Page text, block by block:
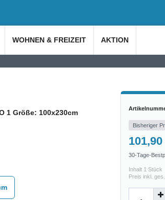
WOHNEN & FREIZEIT AKTION
1 Größe: 100x230cm
Bisheriger
101,90
30-Tage-
Inhalt 1Stück
Preis inkl.